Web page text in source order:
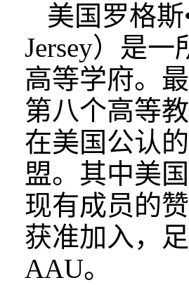
美国罗格斯
Jersey）是
高等学府。
第八个高等
在美国公认
盟。其中美
现有成员的
获准加入，
AAU。